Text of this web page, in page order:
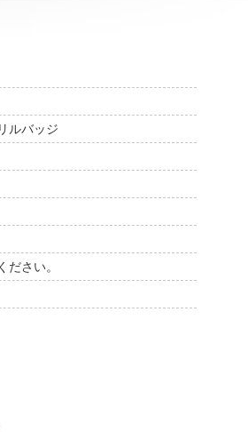
ルバッジ
さい。